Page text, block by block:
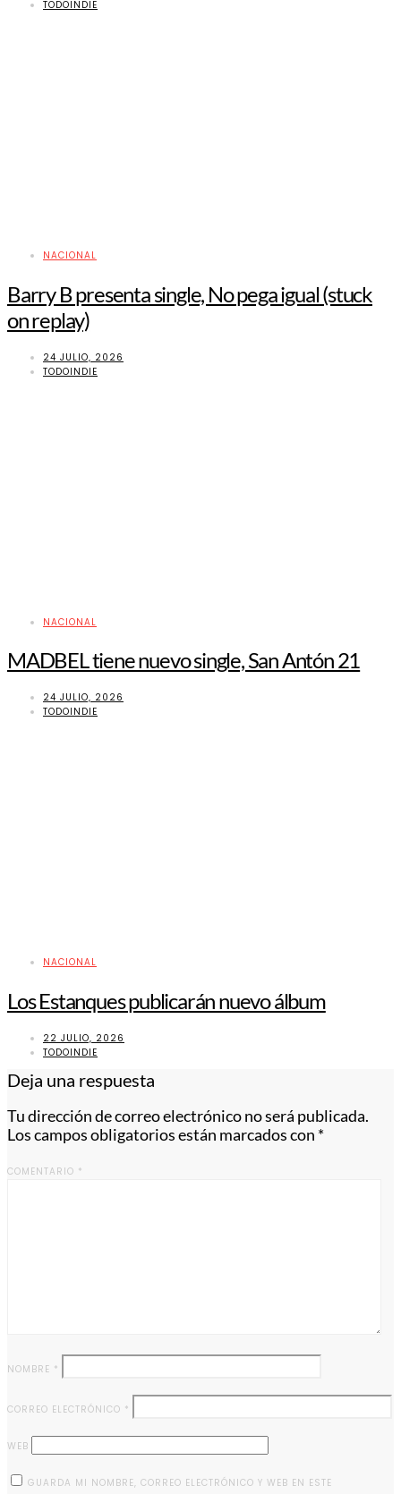
TODOINDIE
NACIONAL
Barry B presenta single, No pega igual (stuck
on replay)
24 JULIO, 2026
TODOINDIE
NACIONAL
MADBEL tiene nuevo single, San Antón 21
24 JULIO, 2026
TODOINDIE
NACIONAL
Los Estanques publicarán nuevo álbum
22 JULIO, 2026
TODOINDIE
Deja una respuesta
Tu dirección de correo electrónico no será publicada.
Los campos obligatorios están marcados con *
COMENTARIO *
NOMBRE *
CORREO ELECTRÓNICO *
WEB
GUARDA MI NOMBRE, CORREO ELECTRÓNICO Y WEB EN ESTE